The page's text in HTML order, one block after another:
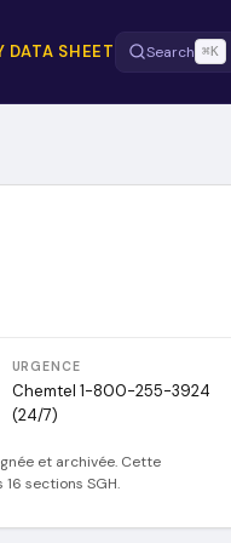
DATA SHEET Search ⌘K
URGENCE
Chemtel 1-800-255-3924
(24/7)
et archivée. Cette
sections SGH.